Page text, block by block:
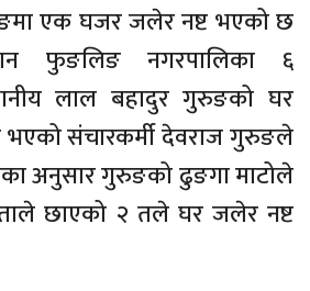
एक घजर जलेर नष्ट भएको छ
फुङलिङ नगरपालिका ६
लाल बहादुर गुरुङको घर
भएको संचारकर्मी देवराज गुरुङले
अनुसार गुरुङको ढुङगा माटोले
छाएको २ तले घर जलेर नष्ट